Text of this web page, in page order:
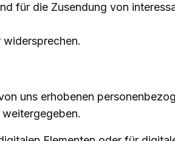
für die Zusendung von
uns erhobenen